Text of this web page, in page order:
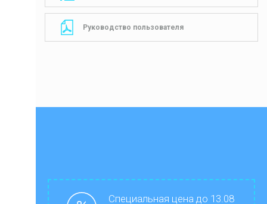
Руководство пользователя
Специальная цена до 13.08